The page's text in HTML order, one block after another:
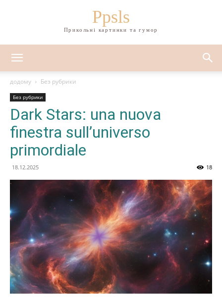
Ppsls
Прикольні картинки та гумор
додому Без рубрики
Без рубрики
Dark Stars: una nuova
finestra sull’universo
primordiale
18.12.2025 18